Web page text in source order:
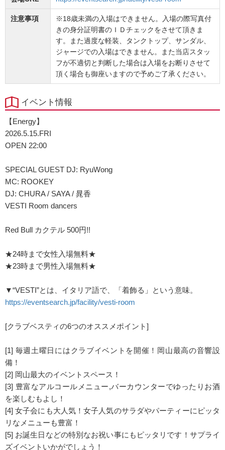
注意事項
※18歳未満の入場はできません。入場の際写真付
きの身分証明書のＩＤチェックをさせて頂きま
す。また過度な軽装、タンクトップ、サンダル、
ジャージでの入場はできません。また当店スタッ
フが不適切と判断した場合は入場をお断りさせて
頂く場合も御座いますので予めご了承ください。
イベント情報
【Energy】
2026.5.15.FRI
OPEN 22:00
SPECIAL GUEST DJ: RyuWong
MC: ROOKEY
DJ: CHURA / SAYA / 晁香
VESTI Room dancers
Red Bull カクテル 500円!!
★24時まで女性入場無料★
★23時まで男性入場無料★
▼“VESTI”とは、イタリア語で、「着飾る」という意味。
https://eventsearch.jp/facility/vesti-room
[クラブベスティの6つのオススメポイント]
[1] 毎週土曜日にはクラブイベントを開催！岡山最高の音響設
備！
[2] 岡山最大のイベントスペース！
[3] 豊富なアルコールメニュー,バーカウンターでゆったりお酒
を楽しむもよし！
[4] 女子会にも大人気！女子人気のサラダやパーティーにピッタ
リなメニューも豊富！
[5] お誕生日などの特別なお祝い事にもピッタリです！サプライ
ズイベントいかがでしょう！